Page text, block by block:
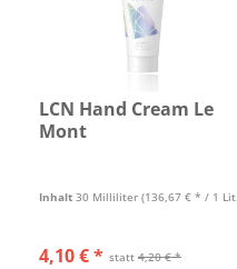
LCN Hand Cream Le
Mont
Inhalt 30 Milliliter (136,67 € * / 1 Liter)
statt 4,20 € *
4,10 € *